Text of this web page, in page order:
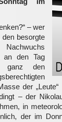
– wer
den besorgte
an den Tag
ganz den
der
– der
in
der im